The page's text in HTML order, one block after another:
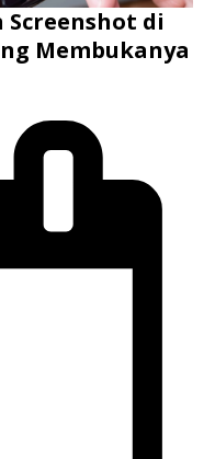
Screenshot di
Membukanya